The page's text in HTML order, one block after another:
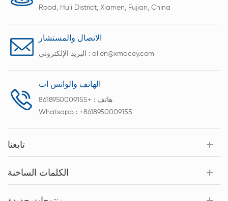
Road, Huli District, Xiamen, Fujian, China
الاتصال والمستشار
البريد الإلكتروني : allen@xmacey.com
الهاتف والواتس اب
هاتف : +8618950009155
Whatsapp : +8618950009155
تابعنا
الكلمات الساخنة